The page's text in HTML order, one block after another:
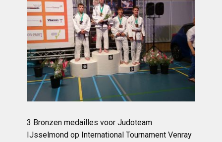
3 Bronzen medailles voor Judoteam
IJsselmond op International Tournament Venray